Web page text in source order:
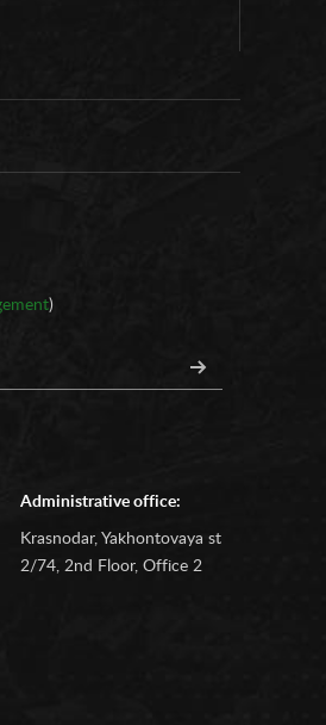
)
Administrative office:
Krasnodar, Yakhontovaya st
2/74, 2nd Floor, Office 2